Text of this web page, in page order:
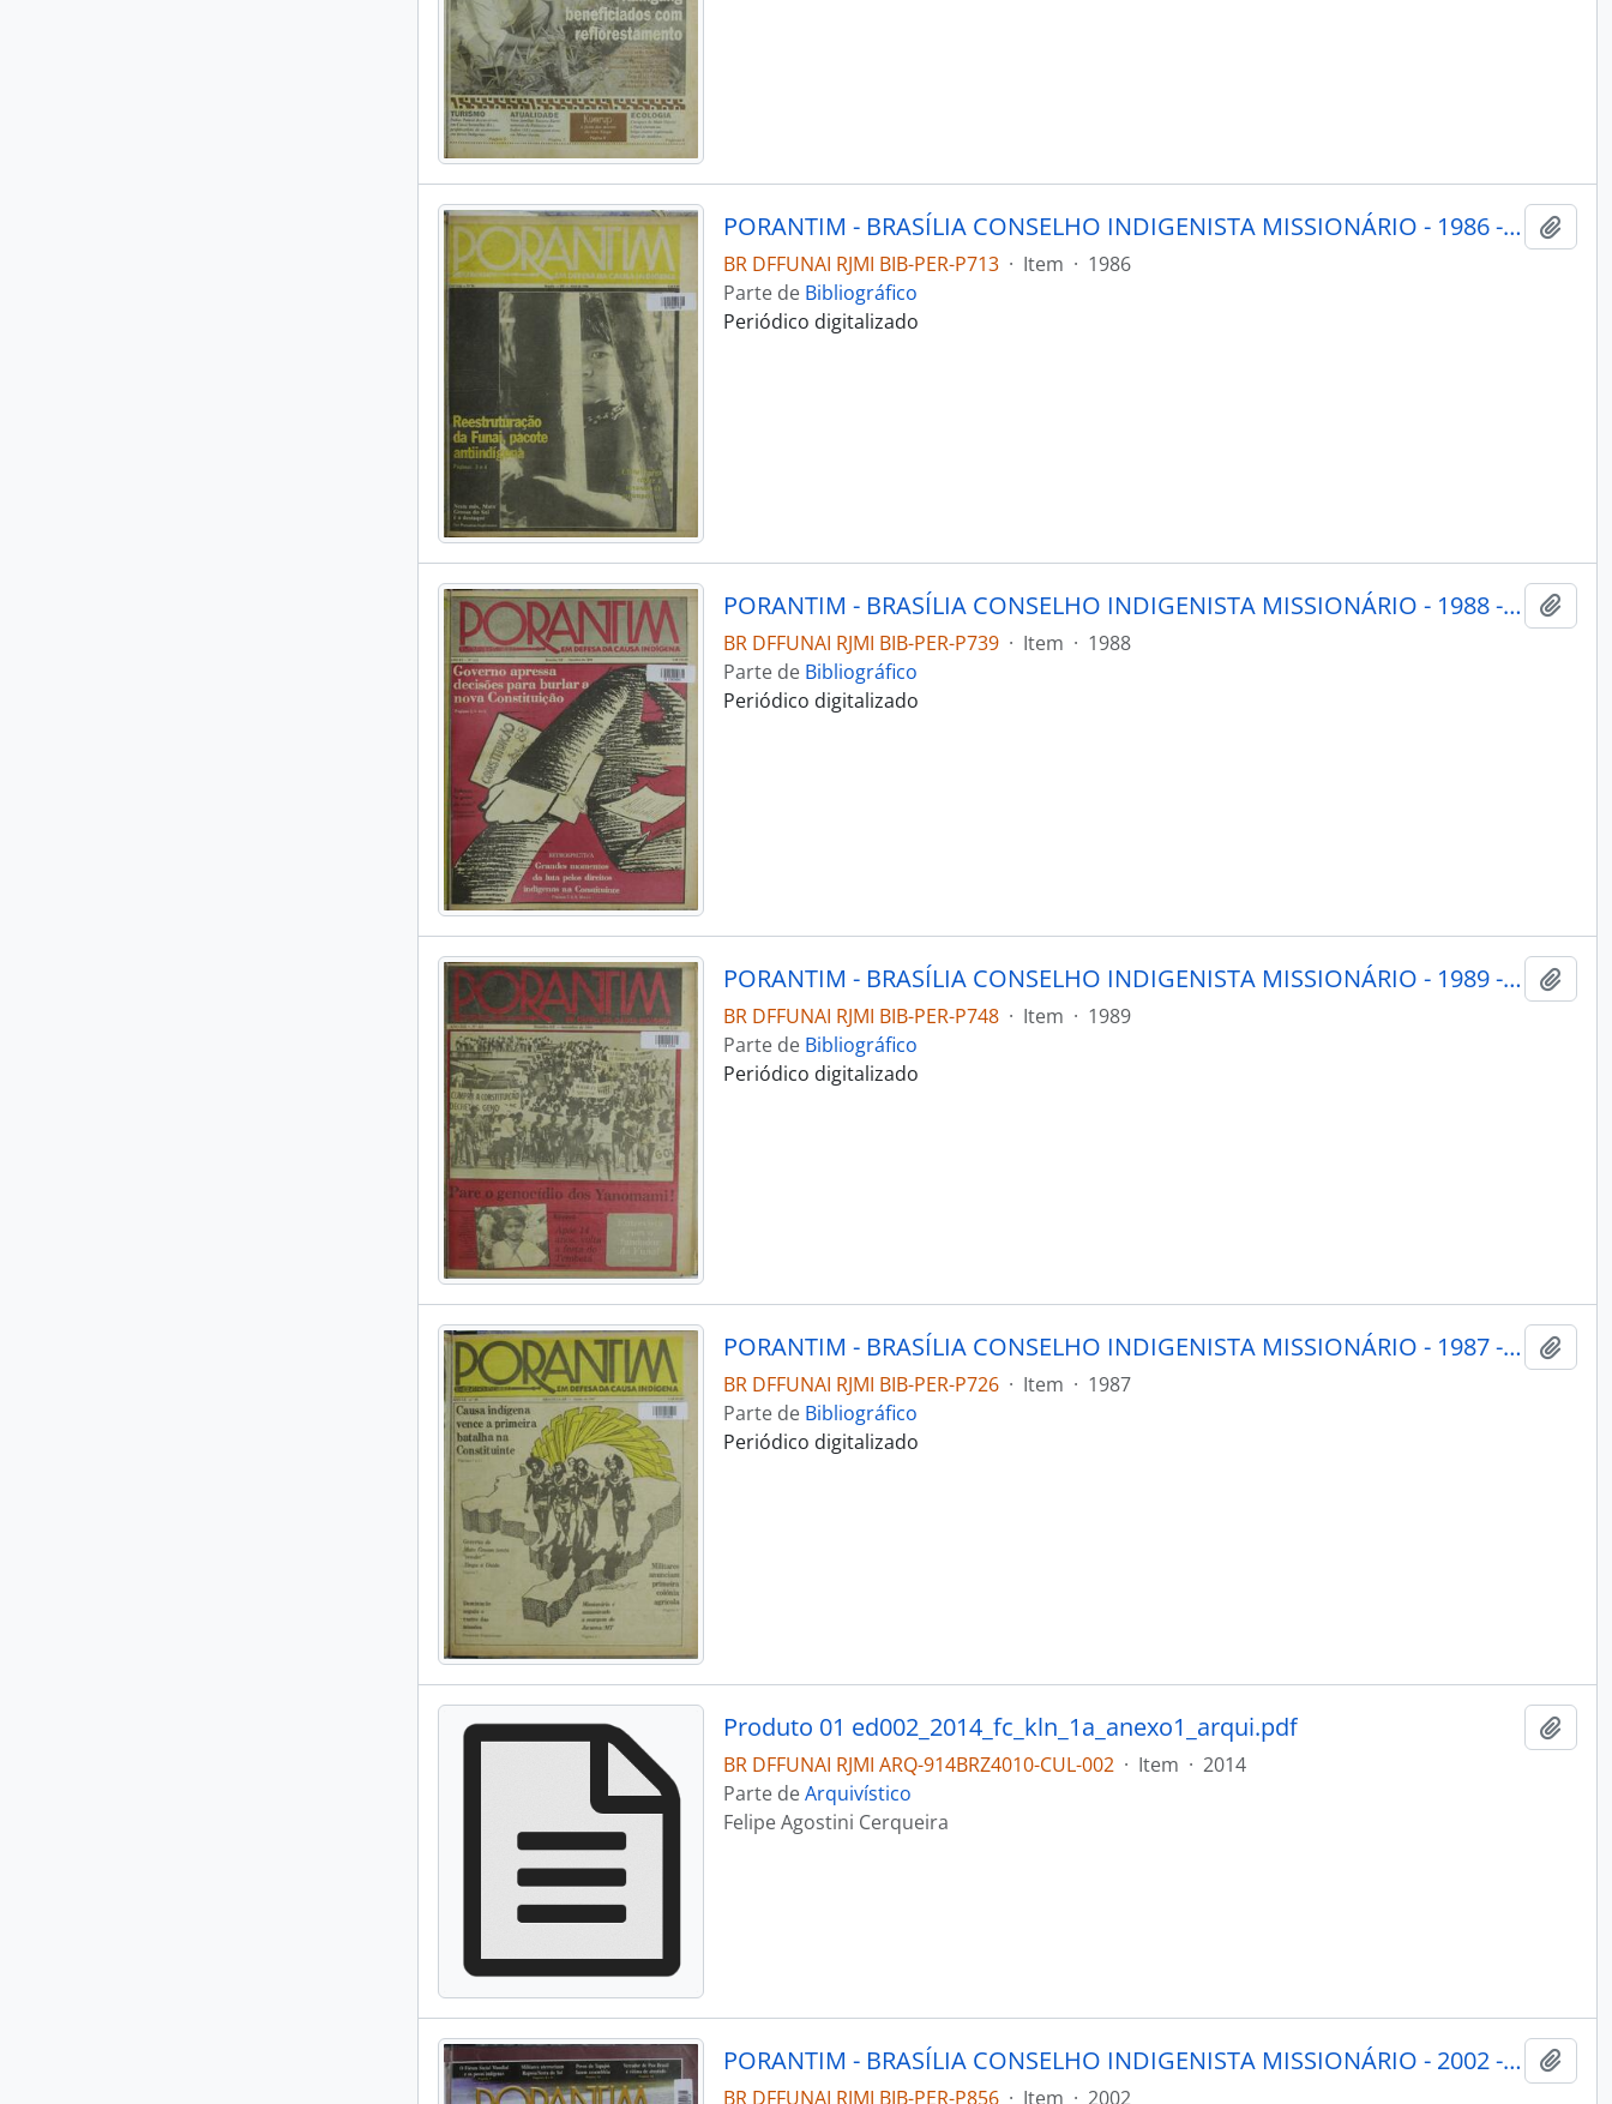
PORANTIM - BRASÍLIA CONSELHO INDIGENISTA MISSIONÁRIO - 1986 - Nº86
BR DFFUNAI RJMI BIB-PER-P713 · Item · 1986
Parte de Bibliográfico
Periódico digitalizado
PORANTIM - BRASÍLIA CONSELHO INDIGENISTA MISSIONÁRIO - 1988 - Nº112
BR DFFUNAI RJMI BIB-PER-P739 · Item · 1988
Parte de Bibliográfico
Periódico digitalizado
PORANTIM - BRASÍLIA CONSELHO INDIGENISTA MISSIONÁRIO - 1989 - Nº121
BR DFFUNAI RJMI BIB-PER-P748 · Item · 1989
Parte de Bibliográfico
Periódico digitalizado
PORANTIM - BRASÍLIA CONSELHO INDIGENISTA MISSIONÁRIO - 1987 - Nº99
BR DFFUNAI RJMI BIB-PER-P726 · Item · 1987
Parte de Bibliográfico
Periódico digitalizado
Produto 01 ed002_2014_fc_kln_1a_anexo1_arqui.pdf
BR DFFUNAI RJMI ARQ-914BRZ4010-CUL-002 · Item · 2014
Parte deArquivístico
Felipe Agostini Cerqueira
PORANTIM - BRASÍLIA CONSELHO INDIGENISTA MISSIONÁRIO - 2002 - Nº242
BR DFFUNAI RJMI BIB-PER-P856 · Item · 2002